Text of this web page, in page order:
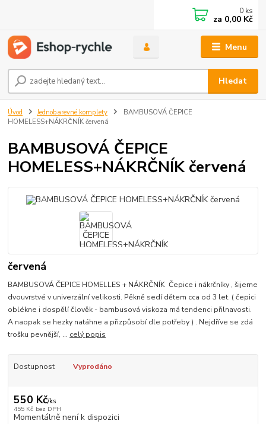
Menu
Hledat
0 ks
za 0,00 Kč
Úvod Jednobarevné komplety
BAMBUSOVÁ ČEPICE
HOMELESS+NÁKRČNÍK červená
BAMBUSOVÁ ČEPICE
HOMELESS+NÁKRČNÍK červená
červená
BAMBUSOVÁ ČEPICE HOMELLES + NÁKRČNÍK Čepice i nákrčníky , šijeme
dvouvrstvé v univerzální velikosti. Pěkně sedí dětem cca od 3 let. ( čepici
oblékne i dospělí člověk - bambusová viskoza má tendenci přilnavosti.
A naopak se hezky natáhne a přizpůsobí dle potřeby ) . Nejdříve se zdá
trošku pevnější, ... celý popis
Dostupnost Vyprodáno
550 Kč/ks
455 Kč bez DPH
Momentálně není k dispozici